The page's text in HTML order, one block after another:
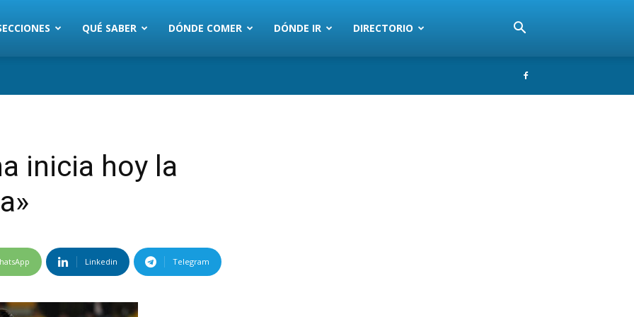
QUÉ SABER DÓNDE COMER DÓNDE IR DIRECTORIO
inicia hoy la
Linkedin Telegram